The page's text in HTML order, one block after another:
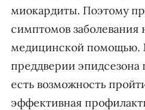
миокардиты. Поэтому
симптомов заболевания
медицинской помощью.
преддверии эпидсезона
есть возможность
эффективная